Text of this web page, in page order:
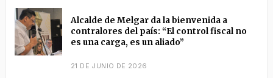
Alcalde de Melgar da la bienvenida a
contralores del país: “El control fiscal no
es una carga, es un aliado”
21 DE JUNIO DE 2026